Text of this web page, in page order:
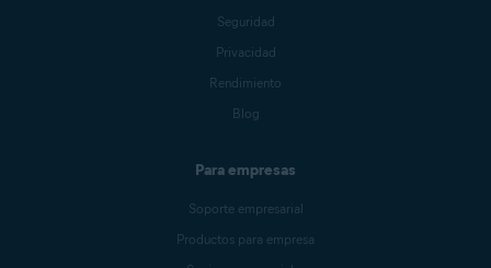
Seguridad
Privacidad
Rendimiento
Blog
Para empresas
Soporte empresarial
Productos para empresa